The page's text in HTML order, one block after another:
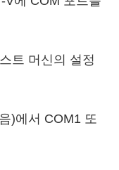
트 머신의 설정
)에서 COM1 또